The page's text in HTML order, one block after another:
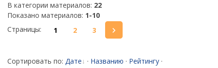
В категории материалов: 22
Показано материалов: 1-10
Страницы: 1 2 3
Сортировать по: Дате · Названию · Рейтингу ·